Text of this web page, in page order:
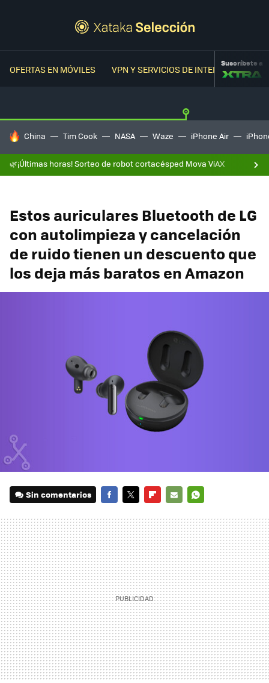
OFERTAS EN MÓVILES VPN Y SERVICIOS DE INTERNETSuscríbete a
HOY SE HABLA DE
China Tim Cook NASA Waze iPhone Air
🌿¡Últimas horas! Sorteo de robot cortacésped Mova ViAX
Estos auriculares Bluetooth de LG
con autolimpieza y cancelación
de ruido tienen un descuento que
los deja más baratos en Amazon
Sin comentarios
MAIL